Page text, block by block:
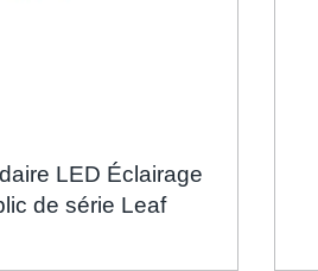
LED Éclairage
de série Leaf